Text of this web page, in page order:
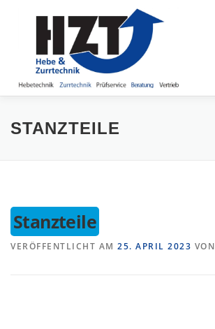
KONTAKT
STANZTEILE
Stanzteile
VERÖFFENTLICHT AM 25. APRIL 2023 VON